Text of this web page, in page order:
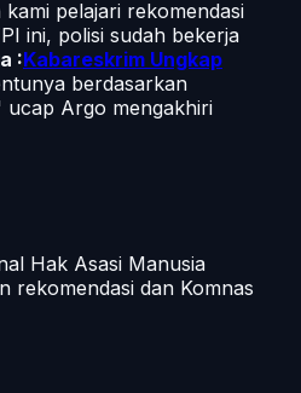
pelajari rekomendasi
ini, polisi sudah bekerja
:Kabareskrim Ungkap
berdasarkan
ucap Argo mengakhiri
Hak Asasi Manusia
rekomendasi dan Komnas